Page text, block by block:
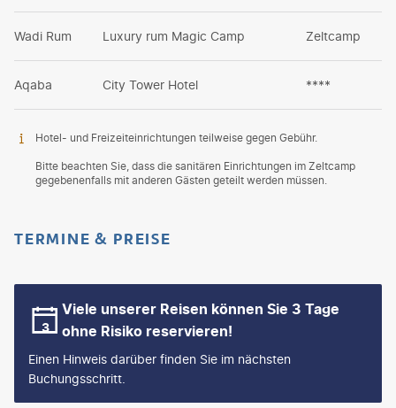
Wadi Rum Luxury rum Magic Camp Zeltcamp
Aqaba City Tower Hotel ****
Hotel- und Freizeiteinrichtungen teilweise gegen Gebühr.
Bitte beachten Sie, dass die sanitären Einrichtungen im Zeltcamp
gegebenenfalls mit anderen Gästen geteilt werden müssen.
TERMINE & PREISE
Viele unserer Reisen können Sie 3 Tage
ohne Risiko reservieren!
Einen Hinweis darüber finden Sie im nächsten
Buchungsschritt.